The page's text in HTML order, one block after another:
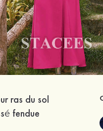
ras du sol
fendue